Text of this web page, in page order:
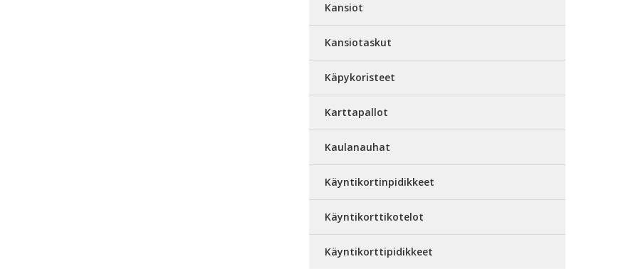
Kansiot
Kansiotaskut
Käpykoristeet
Karttapallot
Kaulanauhat
Käyntikortinpidikkeet
Käyntikorttikotelot
Käyntikorttipidikkeet